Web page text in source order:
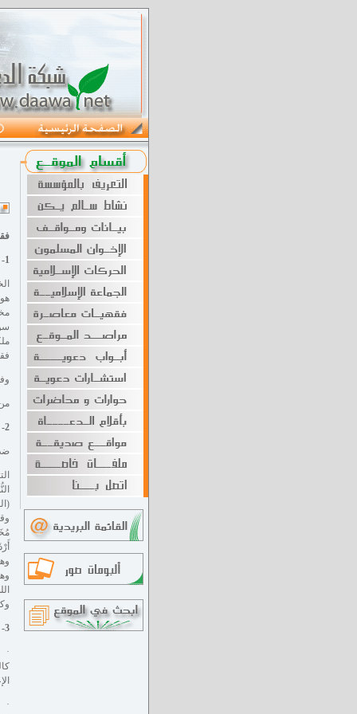
1- ماذا نعني بالخطاب؟
وفي سورة
2- التطور سنة من سنن الله في هذه الحياة
3- التطور الإنساني: جزء من سنة التطور الكوني:
·
·